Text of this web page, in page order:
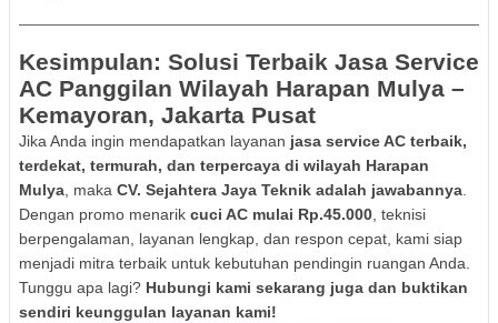
Kesimpulan: Solusi Terbaik Jasa Service
AC Panggilan Wilayah Harapan Mulya –
Kemayoran, Jakarta Pusat
Jika Anda ingin mendapatkan layanan jasa service AC terbaik,
terdekat, termurah, dan terpercaya di wilayah Harapan
Mulya, maka CV. Sejahtera Jaya Teknik adalah jawabannya.
Dengan promo menarik cuci AC mulai Rp.45.000, teknisi
berpengalaman, layanan lengkap, dan respon cepat, kami siap
menjadi mitra terbaik untuk kebutuhan pendingin ruangan Anda.
Tunggu apa lagi? Hubungi kami sekarang juga dan buktikan
sendiri keunggulan layanan kami!